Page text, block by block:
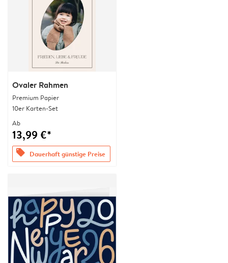
Ovaler Rahmen
Premium Papier
10er Karten-Set
Ab
13,99 €*
offers Dauerhaft günstige Preise